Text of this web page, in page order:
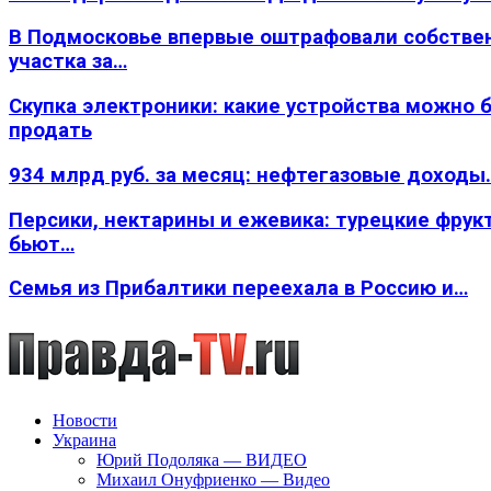
В Подмосковье впервые оштрафовали
участка за…
Скупка электроники: какие устройства можно
продать
934 млрд руб. за месяц: нефтегазовые
Персики, нектарины и ежевика: турецкие
бьют…
Семья из Прибалтики переехала в Россию и…
Новости
Украина
Юрий Подоляка — ВИДЕО
Михаил Онуфриенко — Видео